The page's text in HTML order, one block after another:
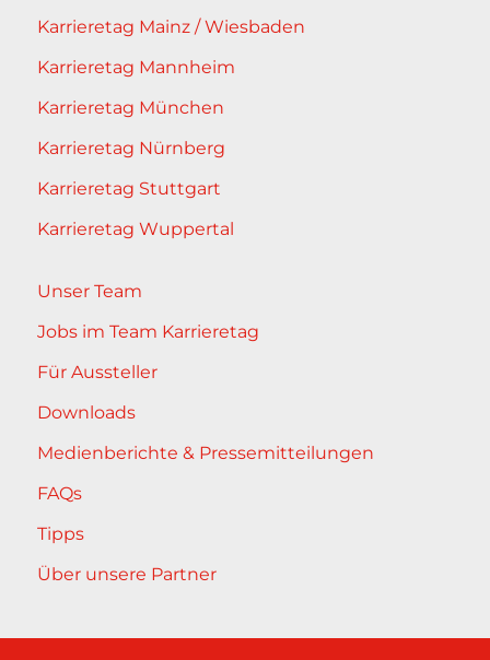
Karrieretag Mainz / Wiesbaden
Karrieretag Mannheim
Karrieretag München
Karrieretag Nürnberg
Karrieretag Stuttgart
Karrieretag Wuppertal
Unser Team
Jobs im Team Karrieretag
Für Aussteller
Downloads
Medienberichte & Pressemitteilungen
FAQs
Tipps
Über unsere Partner